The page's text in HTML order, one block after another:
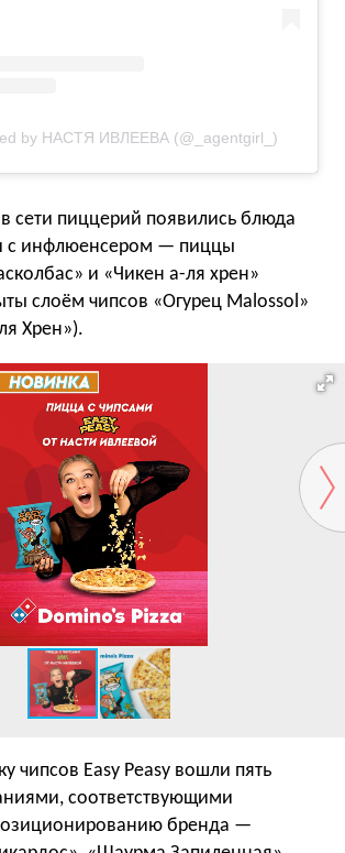
by НАСТЯ ИВЛЕЕВА (@_agentgirl_)
сети пиццерий появились блюда
с инфлюенсером — пиццы
и «Чикен а-ля хрен»
слоём чипсов «Огурец Malossol»
Хрен»).
чипсов Easy Peasy вошли пять
соответствующими
бренда —